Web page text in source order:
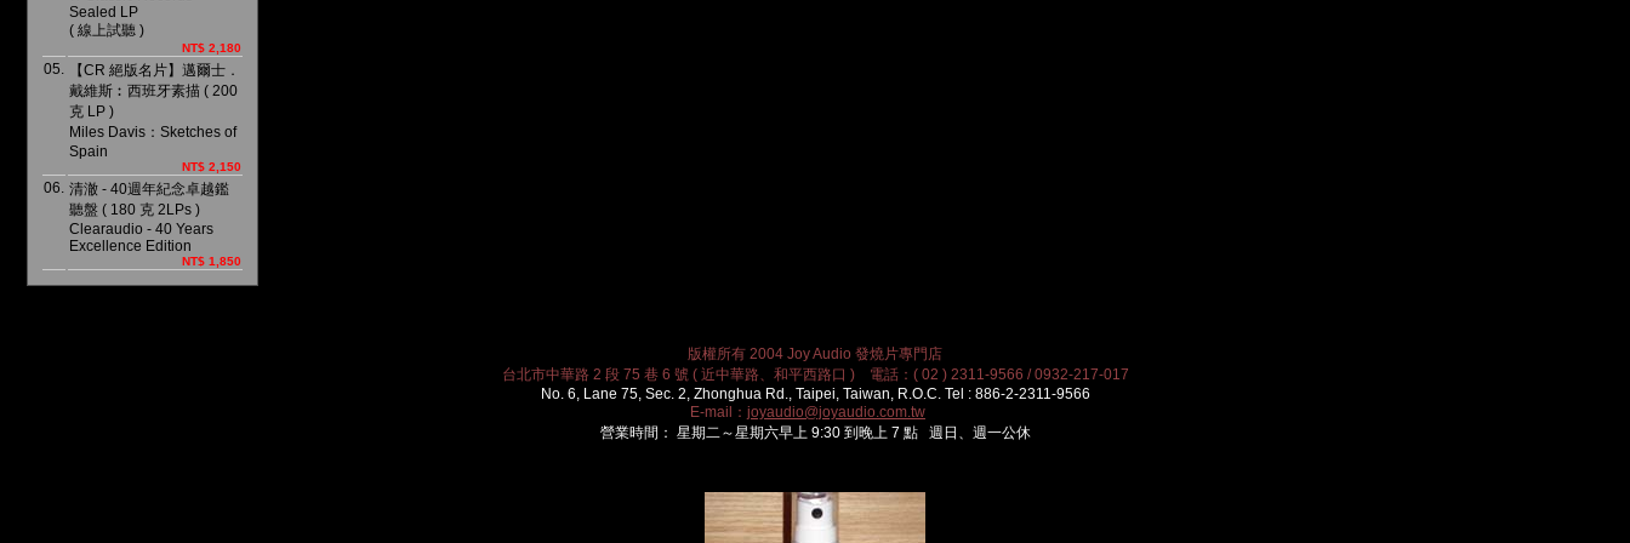
Sealed LP
( 線上試聽 )
NT$ 2,180
05.
【CR 絕版名片】邁爾士．
戴維斯︰西班牙素描 ( 200
克 LP )
Miles Davis：Sketches of
Spain
NT$ 2,150
06. 清澈 - 40週年紀念卓越鑑
聽盤 ( 180 克 2LPs )
Clearaudio - 40 Years
Excellence Edition
NT$ 1,850
版權所有 2004 Joy Audio 發燒片專門店
台北市中華路 2 段 75 巷 6 號 ( 近中華路、和平西路口 ) 電話：( 02 ) 2311-9566 / 0932-217-017
No. 6, Lane 75, Sec. 2, Zhonghua Rd., Taipei, Taiwan, R.O.C. Tel : 886-2-2311-9566
E-mail： joyaudio@joyaudio.com.tw
營業時間： 星期二～星期六早上 9:30 到晚上 7 點 週日、週一公休